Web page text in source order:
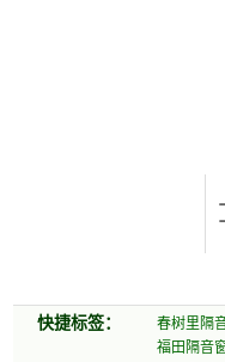
快捷标签： 春树里隔
福田隔音